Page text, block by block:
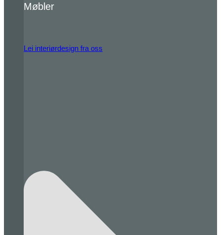
Møbler
Lei interiørdesign fra oss